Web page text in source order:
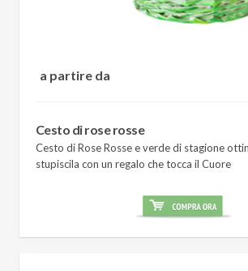
a partire da
Cesto di rose rosse
Cesto di Rose Rosse e verde di stagione
stupiscila con un regalo che tocca il Cuore